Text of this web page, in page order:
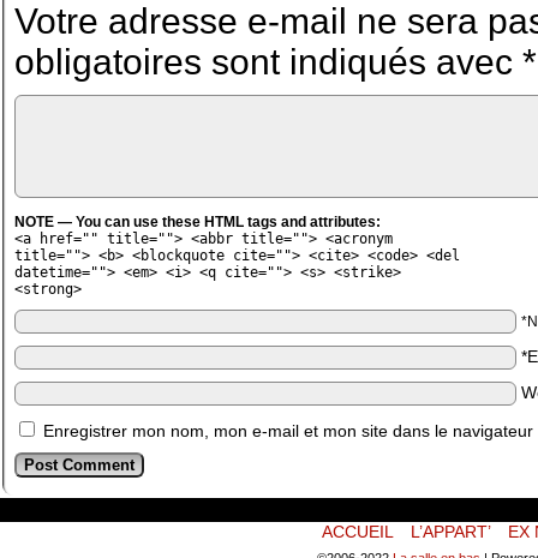
Votre adresse e-mail ne sera
obligatoires sont indiqués avec *
NOTE — You can use these HTML tags and attributes:
<a href="" title=""> <abbr title=""> <acronym
title=""> <b> <blockquote cite=""> <cite> <code> <del
datetime=""> <em> <i> <q cite=""> <s> <strike>
<strong>
Enregistrer mon nom, mon e-mail et mon site dans le
ACCUEIL L’APPART’ EX